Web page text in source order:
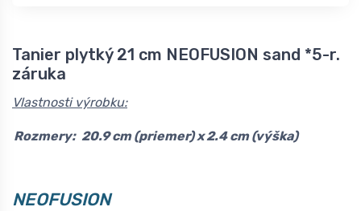
Tanier plytký 21 cm NEOFUSION sand *5-r.
záruka
Vlastnosti výrobku:
Rozmery: 20.9 cm (priemer) x 2.4 cm (výška)
NEOFUSION